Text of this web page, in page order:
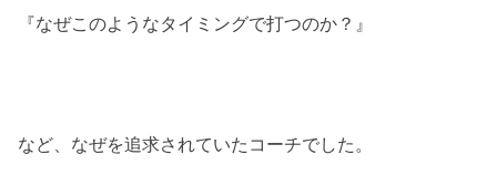
『なぜこのようなタイミングで打つのか？』
など、なぜを追求されていたコーチでした。